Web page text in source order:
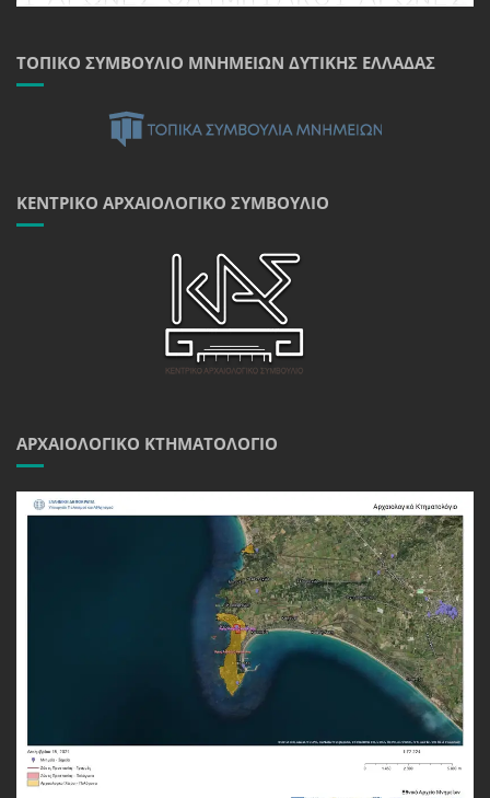
ΤΟΠΙΚΌ ΣΥΜΒΟΎΛΙΟ ΜΝΗΜΕΊΩΝ ΔΥΤΙΚΉΣ ΕΛΛΆΔΑΣ
ΚΕΝΤΡΙΚΌ ΑΡΧΑΙΟΛΟΓΙΚΌ ΣΥΜΒΟΎΛΙΟ
ΑΡΧΑΙΟΛΟΓΙΚΌ ΚΤΗΜΑΤΟΛΌΓΙΟ